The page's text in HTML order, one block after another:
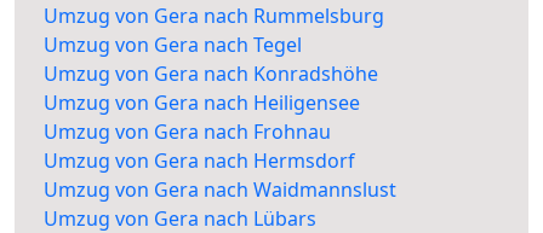
Umzug von Gera nach Rummelsburg
Umzug von Gera nach Tegel
Umzug von Gera nach Konradshöhe
Umzug von Gera nach Heiligensee
Umzug von Gera nach Frohnau
Umzug von Gera nach Hermsdorf
Umzug von Gera nach Waidmannslust
Umzug von Gera nach Lübars